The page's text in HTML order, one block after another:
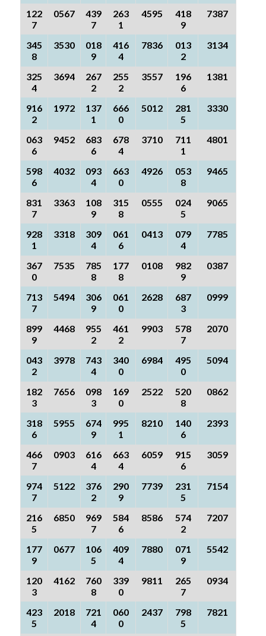
122
7
0567
439
7
263
1
4595
418
9
7387
345
8
3530
018
9
416
4
7836
013
2
3134
325
4
3694
267
2
255
2
3557
196
6
1381
916
2
1972
137
1
666
0
5012
281
5
3330
063
6
9452
683
6
678
4
3710
711
1
4801
598
6
4032
093
4
663
0
4926
053
8
9465
831
7
3363
108
9
315
8
0555
024
5
9065
928
1
3318
309
4
061
6
0413
079
4
7785
367
0
7535
785
8
177
8
0108
982
9
0387
713
7
5494
306
9
061
0
2628
687
3
0999
899
9
4468
955
2
461
2
9903
578
7
2070
043
2
3978
743
4
340
0
6984
495
0
5094
182
3
7656
098
3
169
0
2522
520
8
0862
318
6
5955
674
9
995
1
8210
140
6
2393
466
7
0903
616
4
663
4
6059
915
6
3059
974
7
5122
376
2
290
9
7739
231
5
7154
216
5
6850
969
7
584
6
8586
574
2
7207
177
9
0677
106
5
409
4
7880
071
9
5542
120
3
4162
760
8
339
0
9811
265
7
0934
423
5
2018
721
4
060
0
2437
798
5
7821